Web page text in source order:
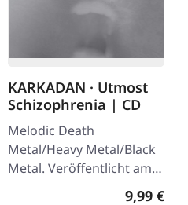
KARKADAN · Utmost
Schizophrenia | CD
Melodic Death
Metal/Heavy Metal/Black
Metal. Veröffentlicht am
08.03.2004, auf Supreme
9,99 €